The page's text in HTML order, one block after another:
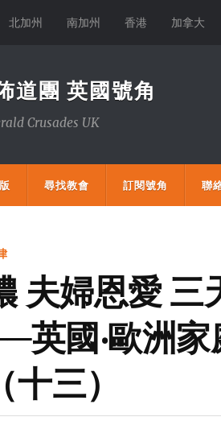
北加州 南加州 香港 加拿大
道團 英國號角
Crusades UK
尋找教會 訂閱號角 聯
夫婦恩愛
英國‧歐洲
三）